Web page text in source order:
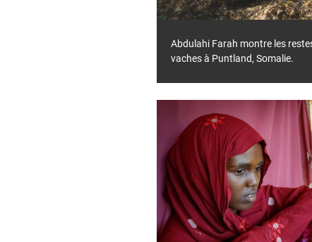
Abdulahi Farah montre les
vaches à Puntland, Somalie.